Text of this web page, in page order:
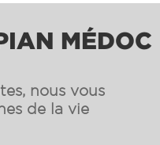
MÉDOC
nous vous
de la vie